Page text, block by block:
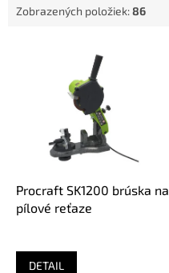
Zobrazených položiek:86
Procraft SK1200 brúska na
pílové reťaze
DETAIL